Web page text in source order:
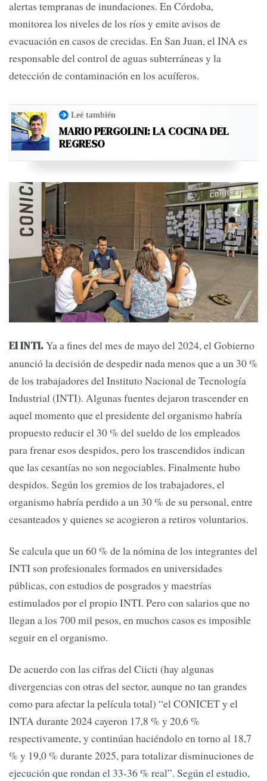
alertas tempranas de inundaciones. En Córdoba,
monitorea los niveles de los ríos y emite avisos de
evacuación en casos de crecidas. En San Juan, el INA es
responsable del control de aguas subterráneas y la
detección de contaminación en los acuíferos.
Leé también
MARIO PERGOLINI: LA COCINA DEL
REGRESO
El INTI.Ya a fines del mes de mayo del 2024, el Gobierno
anunció la decisión de despedir nada menos que a un 30 %
de los trabajadores del Instituto Nacional de Tecnología
Industrial (INTI). Algunas fuentes dejaron trascender en
aquel momento que el presidente del organismo habría
propuesto reducir el 30 % del sueldo de los empleados
para frenar esos despidos, pero los trascendidos indican
que las cesantías no son negociables. Finalmente hubo
despidos. Según los gremios de los trabajadores, el
organismo habría perdido a un 30 % de su personal, entre
cesanteados y quienes se acogieron a retiros voluntarios.
Se calcula que un 60 % de la nómina de los integrantes del
INTI son profesionales formados en universidades
públicas, con estudios de posgrados y maestrías
estimulados por el propio INTI. Pero con salarios que no
llegan a los 700 mil pesos, en muchos casos es imposible
seguir en el organismo.
De acuerdo con las cifras del Ciicti (hay algunas
divergencias con otras del sector, aunque no tan grandes
como para afectar la película total) “el CONICET y el
INTA durante 2024 cayeron 17,8 % y 20,6 %
respectivamente, y continúan haciéndolo en torno al 18,7
% y 19,0 % durante 2025, para totalizar disminuciones de
ejecución que rondan el 33-36 % real”. Según el estudio,